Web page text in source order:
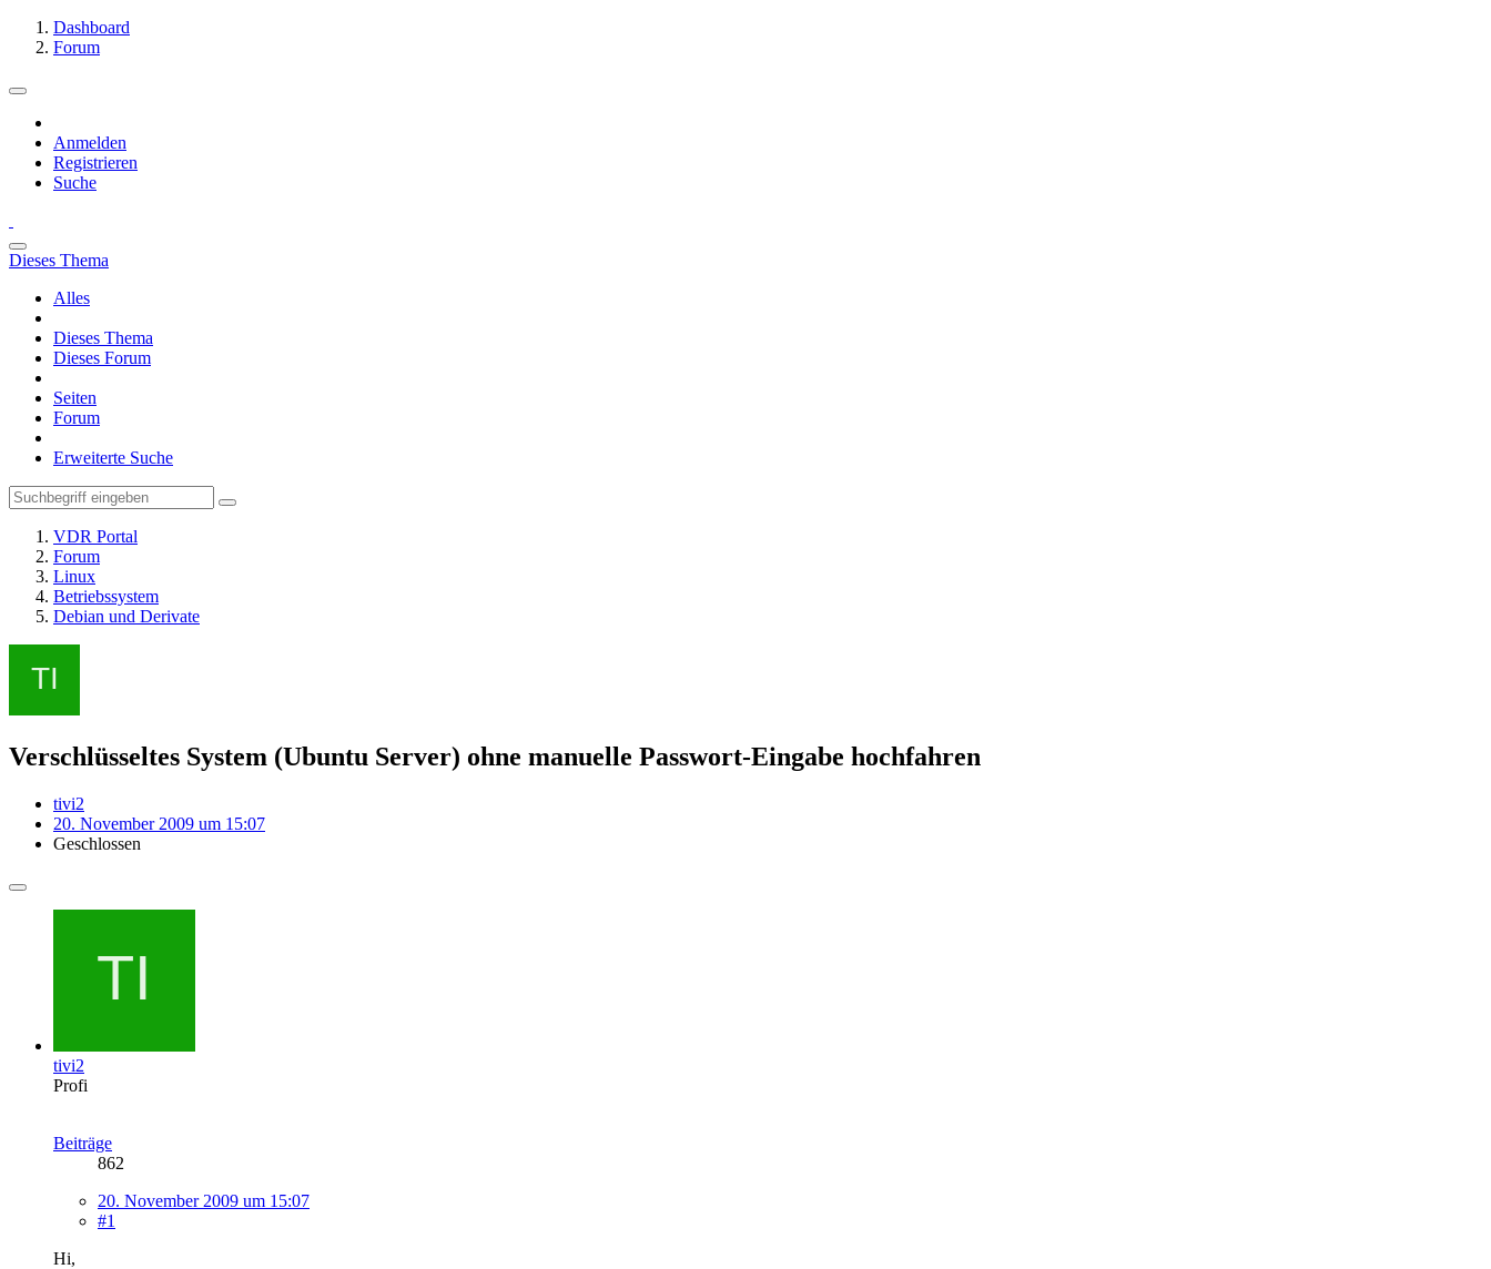
Dashboard
Forum
Anmelden
Registrieren
Suche
Dieses Thema
Alles
Dieses Thema
Dieses Forum
Seiten
Forum
Erweiterte Suche
VDR Portal
Forum
Linux
Betriebssystem
Debian und Derivate
Verschlüsseltes System (Ubuntu Server) ohne manuelle Passwort-Eingabe hochfahren
tivi2
20. November 2009 um 15:07
Geschlossen
tivi2
Profi
Beiträge
862
20. November 2009 um 15:07
#1
Hi,